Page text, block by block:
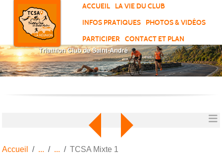
ACCUEIL
LA VIE DU CLUB
INFOS PRATIQUES
PHOTOS & VIDÉOS
PARTICIPER
CONTACT ET PLAN
Accueil TCSA Mixte 1
Panneau de gestion des cookies